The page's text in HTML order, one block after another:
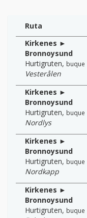
Ruta
Kirkenes ►
Bronnoysund
Hurtigruten, buque
Vesterålen
Kirkenes ►
Bronnoysund
Hurtigruten, buque
Nordlys
Kirkenes ►
Bronnoysund
Hurtigruten, buque
Nordkapp
Kirkenes ►
Bronnoysund
Hurtigruten, buque